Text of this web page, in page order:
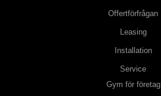
Offertförfrågan
Leasing
Installation
Service
Gym för företag